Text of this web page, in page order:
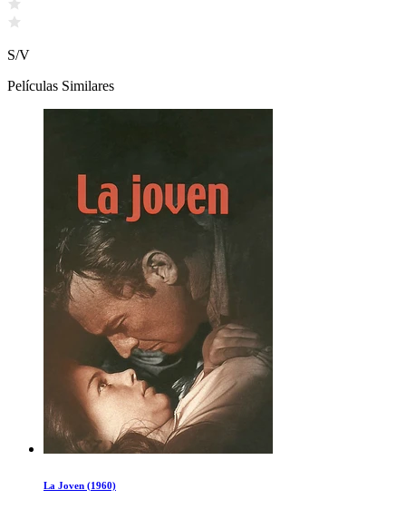
S/V
Películas Similares
La Joven (1960)